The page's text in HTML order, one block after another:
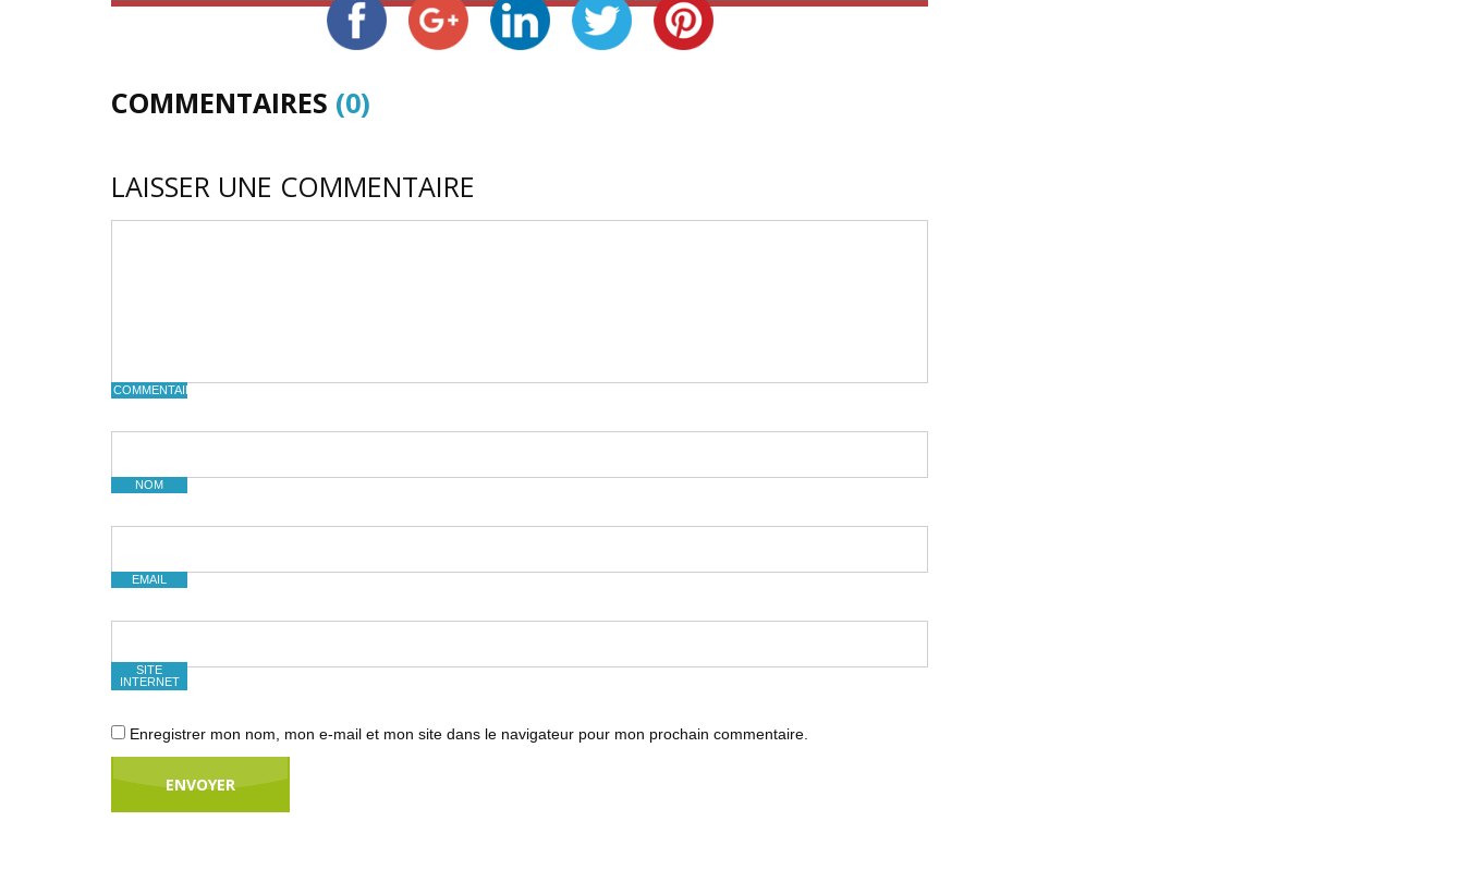
COMMENTAIRES (0)
LAISSER UNE COMMENTAIRE
COMMENTAIRE
NOM
EMAIL
SITE
INTERNET
Enregistrer mon nom, mon e-mail et mon site dans le navigateur pour mon prochain commentaire.